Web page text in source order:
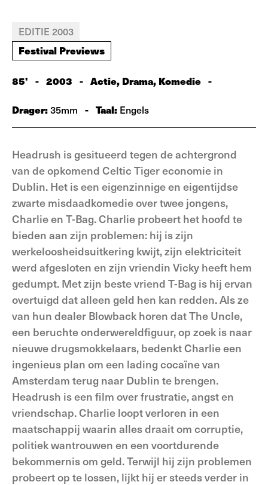
EDITIE 2003
Festival Previews
85' - 2003 - Actie, Drama, Komedie -
Drager:35mm - Taal: Engels
Headrush is gesitueerd tegen de achtergrond
van de opkomend Celtic Tiger economie in
Dublin. Het is een eigenzinnige en eigentijdse
zwarte misdaadkomedie over twee jongens,
Charlie en T-Bag. Charlie probeert het hoofd te
bieden aan zijn problemen: hij is zijn
werkeloosheidsuitkering kwijt, zijn elektriciteit
werd afgesloten en zijn vriendin Vicky heeft hem
gedumpt. Met zijn beste vriend T-Bag is hij ervan
overtuigd dat alleen geld hen kan redden. Als ze
van hun dealer Blowback horen dat The Uncle,
een beruchte onderwereldfiguur, op zoek is naar
nieuwe drugsmokkelaars, bedenkt Charlie een
ingenieus plan om een lading cocaïne van
Amsterdam terug naar Dublin te brengen.
Headrush is een film over frustratie, angst en
vriendschap. Charlie loopt verloren in een
maatschappij waarin alles draait om corruptie,
politiek wantrouwen en een voortdurende
bekommernis om geld. Terwijl hij zijn problemen
probeert op te lossen, lijkt hij er steeds verder in